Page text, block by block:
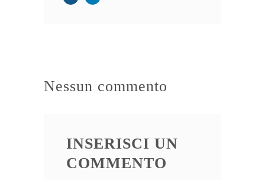
Nessun commento
INSERISCI UN
COMMENTO